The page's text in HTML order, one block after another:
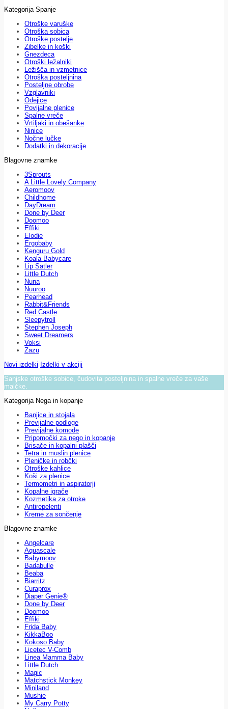
Kategorija Spanje
Otroške varuške
Otroška sobica
Otroške postelje
Zibelke in koški
Gnezdeca
Otroški ležalniki
Ležišča in vzmetnice
Otroška posteljnina
Posteljne obrobe
Vzglavniki
Odejice
Povijalne plenice
Spalne vreče
Vrtiljaki in obešanke
Ninice
Nočne lučke
Dodatki in dekoracije
Blagovne znamke
3Sprouts
A Little Lovely Company
Aeromoov
Childhome
DayDream
Done by Deer
Doomoo
Effiki
Elodie
Ergobaby
Kenguru Gold
Koala Babycare
Lip Satler
Little Dutch
Nuna
Nuuroo
Pearhead
Rabbit&Friends
Red Castle
Sleepytroll
Stephen Joseph
Sweet Dreamers
Voksi
Zazu
Novi izdelki Izdelki v akciji
Sanjske otroške sobice, čudovita posteljnina in spalne vreče za vaše
malčke.
Kategorija Nega in kopanje
Banjice in stojala
Previjalne podloge
Previjalne komode
Pripomočki za nego in kopanje
Brisače in kopalni plašči
Tetra in muslin plenice
Pleničke in robčki
Otroške kahlice
Koši za plenice
Termometri in aspiratorji
Kopalne igrače
Kozmetika za otroke
Antirepelenti
Kreme za sončenje
Blagovne znamke
Angelcare
Aquascale
Babymoov
Badabulle
Beaba
Biarritz
Curaprox
Diaper Genie®
Done by Deer
Doomoo
Effiki
Frida Baby
KikkaBoo
Kokoso Baby
Licetec V-Comb
Linea Mamma Baby
Little Dutch
Magic
Matchstick Monkey
Miniland
Mushie
My Carry Potty